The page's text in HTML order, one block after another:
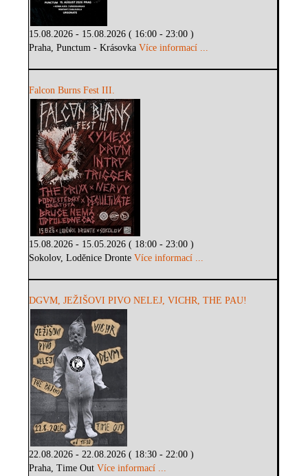
15.08.2026 - 15.08.2026 ( 16:00 - 23:00 )
Praha, Punctum - KrásovkaVíce informací ...
Falcon Burns Fest III.
15.08.2026 - 15.05.2026 ( 18:00 - 23:00 )
Sokolov, Loděnice DronteVíce informací ...
DGVM, JEŽIŠOVI PIVO NELEJ, VICHR, THE PAU!
22.08.2026 - 22.08.2026 ( 18:30 - 22:00 )
Praha, Time OutVíce informací ...